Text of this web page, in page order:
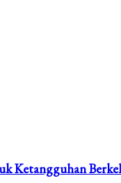
Ketangguhan